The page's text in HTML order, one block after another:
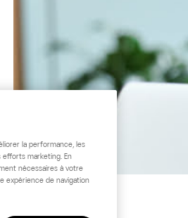
la performance, les
efforts marketing. En
nécessaires à votre
expérience de navigation